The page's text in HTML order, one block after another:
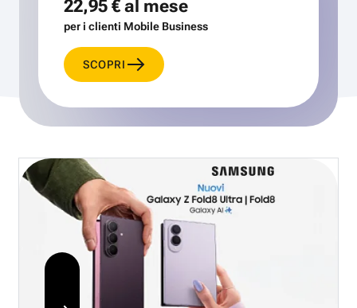
22,95 €al mese
per i clienti Mobile Business
SCOPRI